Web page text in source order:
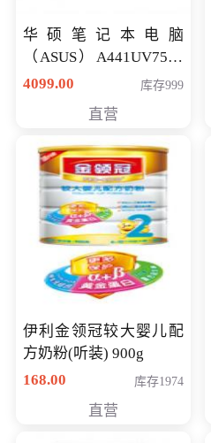
华硕笔记本电脑
（ASUS）A441UV7500
顽石（7代i7-7500U 4G
4099.00 库存999
直营
伊利金领冠较大婴儿配
方奶粉(听装) 900g
168.00
库存1974
直营